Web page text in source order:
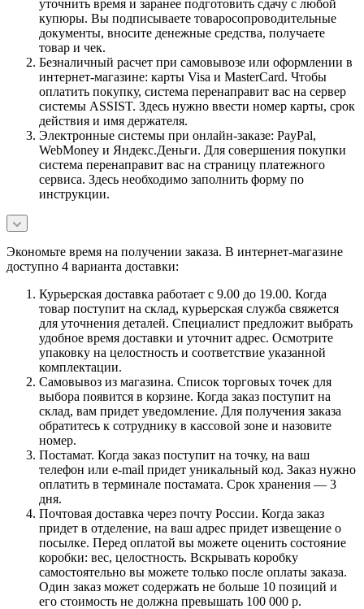
уточнить время и заранее подготовить сдачу с любой
купюры. Вы подписываете товаросопроводительные
документы, вносите денежные средства, получаете
товар и чек.
Безналичный расчет при самовывозе или оформлении в
интернет-магазине: карты Visa и MasterCard. Чтобы
оплатить покупку, система перенаправит вас на сервер
системы ASSIST. Здесь нужно ввести номер карты, срок
действия и имя держателя.
Электронные системы при онлайн-заказе: PayPal,
WebMoney и Яндекс.Деньги. Для совершения покупки
система перенаправит вас на страницу платежного
сервиса. Здесь необходимо заполнить форму по
инструкции.
Экономьте время на получении заказа. В интернет-магазине
доступно 4 варианта доставки:
Курьерская доставка работает с 9.00 до 19.00. Когда
товар поступит на склад, курьерская служба свяжется
для уточнения деталей. Специалист предложит выбрать
удобное время доставки и уточнит адрес. Осмотрите
упаковку на целостность и соответствие указанной
комплектации.
Самовывоз из магазина. Список торговых точек для
выбора появится в корзине. Когда заказ поступит на
склад, вам придет уведомление. Для получения заказа
обратитесь к сотруднику в кассовой зоне и назовите
номер.
Постамат. Когда заказ поступит на точку, на ваш
телефон или e-mail придет уникальный код. Заказ нужно
оплатить в терминале постамата. Срок хранения — 3
дня.
Почтовая доставка через почту России. Когда заказ
придет в отделение, на ваш адрес придет извещение о
посылке. Перед оплатой вы можете оценить состояние
коробки: вес, целостность. Вскрывать коробку
самостоятельно вы можете только после оплаты заказа.
Один заказ может содержать не больше 10 позиций и
его стоимость не должна превышать 100 000 р.